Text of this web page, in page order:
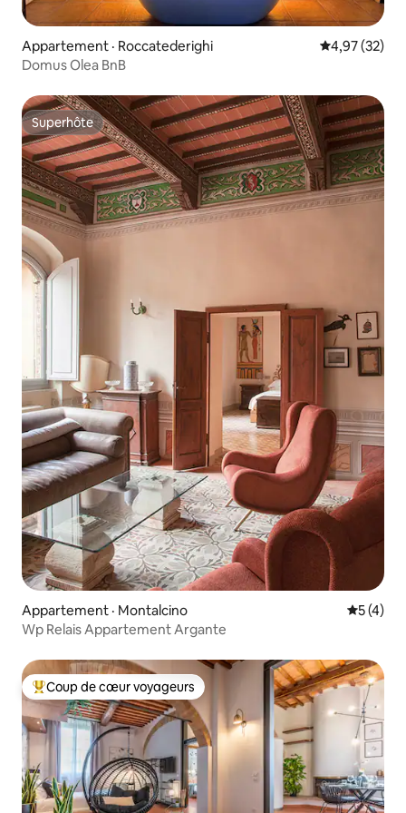
Appartement · Roccatederighi Note
4,97 (32)
Domus Olea BnB
Superhôte
Superhôte
Appartement · Montalcino Note
5 (4)
Wp Relais Appartement Argante
Coup de cœur voyageurs parmi les plus aimés
Coup de cœur voyageurs